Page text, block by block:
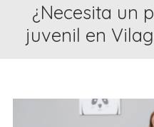
¿Necesita un
juvenil en